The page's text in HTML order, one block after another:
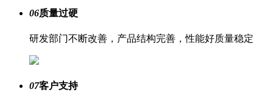
06质量过硬
研发部门不断改善，产品结构完善，性能好质量稳定
07客户支持